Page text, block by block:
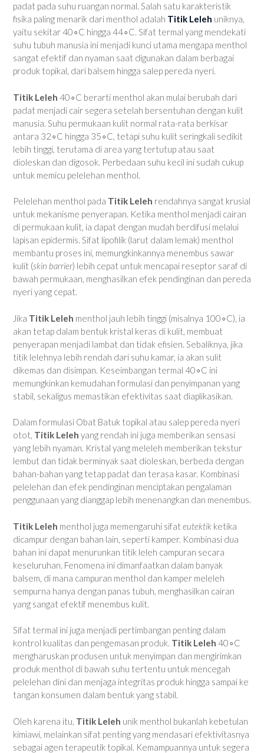
padat pada suhu ruangan normal. Salah satu karakteristik
fisika paling menarik dari menthol adalah Titik Leleh uniknya,
yaitu sekitar 40∘C hingga 44∘C. Sifat termal yang mendekati
suhu tubuh manusia ini menjadi kunci utama mengapa menthol
sangat efektif dan nyaman saat digunakan dalam berbagai
produk topikal, dari balsem hingga salep pereda nyeri.
Titik Leleh 40∘C berarti menthol akan mulai berubah dari
padat menjadi cair segera setelah bersentuhan dengan kulit
manusia. Suhu permukaan kulit normal rata-rata berkisar
antara 32∘C hingga 35∘C, tetapi suhu kulit seringkali sedikit
lebih tinggi, terutama di area yang tertutup atau saat
dioleskan dan digosok. Perbedaan suhu kecil ini sudah cukup
untuk memicu pelelehan menthol.
Pelelehan menthol pada Titik Leleh rendahnya sangat krusial
untuk mekanisme penyerapan. Ketika menthol menjadi cairan
di permukaan kulit, ia dapat dengan mudah berdifusi melalui
lapisan epidermis. Sifat lipofilik (larut dalam lemak) menthol
membantu proses ini, memungkinkannya menembus sawar
kulit (skin barrier) lebih cepat untuk mencapai reseptor saraf di
bawah permukaan, menghasilkan efek pendinginan dan pereda
nyeri yang cepat.
Jika Titik Leleh menthol jauh lebih tinggi (misalnya 100∘C), ia
akan tetap dalam bentuk kristal keras di kulit, membuat
penyerapan menjadi lambat dan tidak efisien. Sebaliknya, jika
titik lelehnya lebih rendah dari suhu kamar, ia akan sulit
dikemas dan disimpan. Keseimbangan termal 40∘C ini
memungkinkan kemudahan formulasi dan penyimpanan yang
stabil, sekaligus memastikan efektivitas saat diaplikasikan.
Dalam formulasi Obat Batuk topikal atau salep pereda nyeri
otot, Titik Leleh yang rendah ini juga memberikan sensasi
yang lebih nyaman. Kristal yang meleleh memberikan tekstur
lembut dan tidak berminyak saat dioleskan, berbeda dengan
bahan-bahan yang tetap padat dan terasa kasar. Kombinasi
pelelehan dan efek pendinginan menciptakan pengalaman
penggunaan yang dianggap lebih menenangkan dan menembus.
Titik Leleh menthol juga memengaruhi sifat eutektik ketika
dicampur dengan bahan lain, seperti kamper. Kombinasi dua
bahan ini dapat menurunkan titik leleh campuran secara
keseluruhan. Fenomena ini dimanfaatkan dalam banyak
balsem, di mana campuran menthol dan kamper meleleh
sempurna hanya dengan panas tubuh, menghasilkan cairan
yang sangat efektif menembus kulit.
Sifat termal ini juga menjadi pertimbangan penting dalam
kontrol kualitas dan pengemasan produk. Titik Leleh 40∘C
mengharuskan produsen untuk menyimpan dan mengirimkan
produk menthol di bawah suhu tertentu untuk mencegah
pelelehan dini dan menjaga integritas produk hingga sampai ke
tangan konsumen dalam bentuk yang stabil.
Oleh karena itu, Titik Leleh unik menthol bukanlah kebetulan
kimiawi, melainkan sifat penting yang mendasari efektivitasnya
sebagai agen terapeutik topikal. Kemampuannya untuk segera